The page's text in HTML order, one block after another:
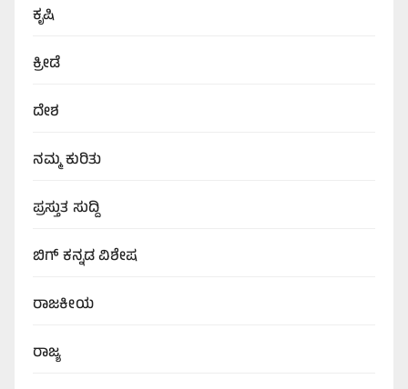
ಕೃಷಿ
ಕ್ರೀಡೆ
ದೇಶ
ನಮ್ಮ ಕುರಿತು
ಪ್ರಸ್ತುತ ಸುದ್ದಿ
ಬಿಗ್‌ ಕನ್ನಡ ವಿಶೇಷ
ರಾಜಕೀಯ
ರಾಜ್ಯ